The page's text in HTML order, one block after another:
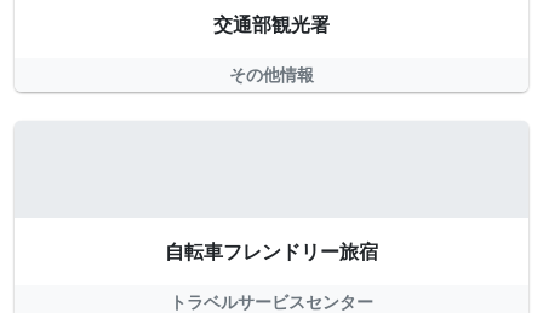
交通部観光署
その他情報
自転車フレンドリー旅宿
トラベルサービスセンター